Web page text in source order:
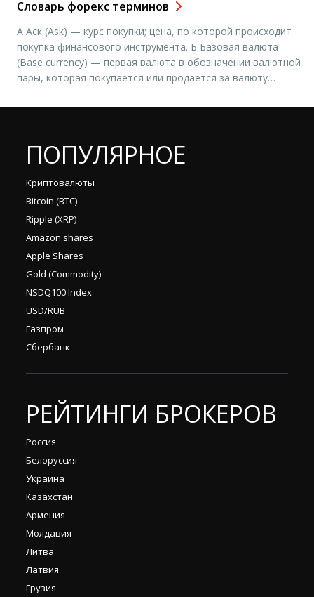
Ознакомьтесь с критериями оценки финансовых
которые представлены в Латвии. Рейтинг брокерских
компаний Латвии включает в себя брокерские компании
которые имеют представительства […]
Словарь форекс терминов
А Аск (Ask) — курс покупки; цена, по которой происходит
покупка финансового инструмента. Б Базовая валюта
(Base currency) — первая валюта в обозначении валютной
пары, которая покупается или продается за валюту
валютой является EUR. Объем сделки выражается в
ПОПУЛЯРНОЕ
Криптовалюты
Bitcoin (BTC)
Ripple (XRP)
Amazon shares
Apple Shares
Gold (Commodity)
NSDQ100 Index
USD/RUB
Газпром
Сбербанк
РЕЙТИНГИ БРОКЕРОВ
Россия
Белоруссия
Украина
Казахстан
Армения
Молдавия
Литва
Латвия
Грузия